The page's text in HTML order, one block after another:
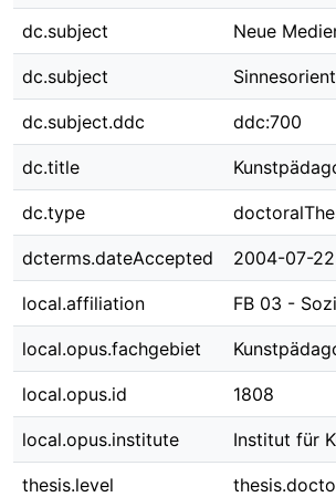
dc.subject Neue
dc.subject
dc.subject.ddc ddc:700
dc.title
dc.type
dcterms.dateAccepted 2004-07-22
local.affiliation FB 03 -
local.opus.fachgebiet
local.opus.id 1808
local.opus.institute Institut für
thesis.level